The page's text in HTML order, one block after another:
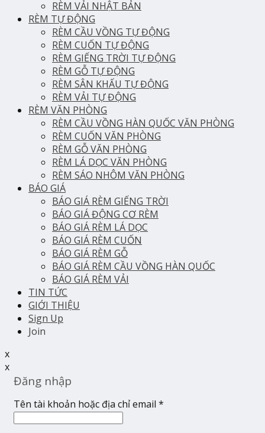
RÈM VẢI NHẬT BẢN
RÈM TỰ ĐỘNG
RÈM CẦU VỒNG TỰ ĐỘNG
RÈM CUỐN TỰ ĐỘNG
RÈM GIẾNG TRỜI TỰ ĐỘNG
RÈM GỖ TỰ ĐỘNG
RÈM SÂN KHẤU TỰ ĐỘNG
RÈM VẢI TỰ ĐỘNG
RÈM VĂN PHÒNG
RÈM CẦU VỒNG HÀN QUỐC VĂN PHÒNG
RÈM CUỐN VĂN PHÒNG
RÈM GỖ VĂN PHÒNG
RÈM LÁ DỌC VĂN PHÒNG
RÈM SÁO NHÔM VĂN PHÒNG
BÁO GIÁ
BÁO GIÁ RÈM GIẾNG TRỜI
BÁO GIÁ ĐỘNG CƠ RÈM
BÁO GIÁ RÈM LÁ DỌC
BÁO GIÁ RÈM CUỐN
BÁO GIÁ RÈM GỖ
BÁO GIÁ RÈM CẦU VỒNG HÀN QUỐC
BÁO GIÁ RÈM VẢI
TIN TỨC
GIỚI THIỆU
Sign Up
Join
x
x
Đăng nhập
Tên tài khoản hoặc địa chỉ email *